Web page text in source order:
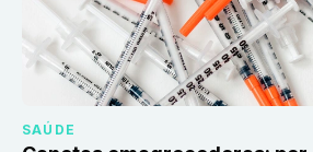
SAÚDE